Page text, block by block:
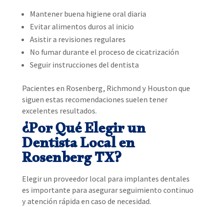
Mantener buena higiene oral diaria
Evitar alimentos duros al inicio
Asistir a revisiones regulares
No fumar durante el proceso de cicatrización
Seguir instrucciones del dentista
Pacientes en Rosenberg, Richmond y Houston que
siguen estas recomendaciones suelen tener
excelentes resultados.
¿Por Qué Elegir un
Dentista Local en
Rosenberg TX?
Elegir un proveedor local para implantes dentales
es importante para asegurar seguimiento continuo
y atención rápida en caso de necesidad.